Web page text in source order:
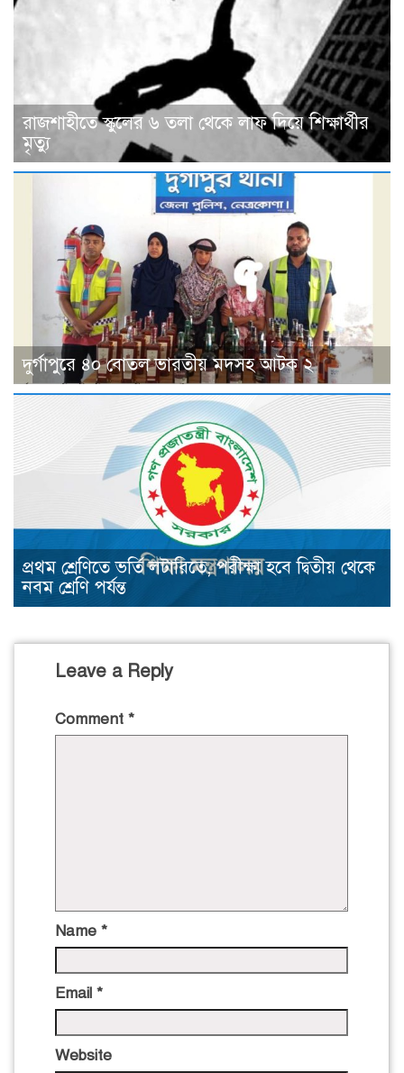
রাজশাহীতে স্কুলের ৬ তলা থেকে লাফ দিয়ে শিক্ষার্থীর
মৃত্যু
দুর্গাপুরে ৪০ বোতল ভারতীয় মদসহ আটক ২
প্রথম শ্রেণিতে ভর্তি লটারিতে, পরীক্ষা হবে দ্বিতীয় থেকে
নবম শ্রেণি পর্যন্ত
Leave a Reply
Comment *
Name *
Email *
Website